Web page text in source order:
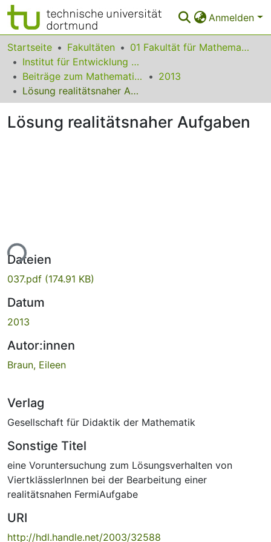
Anmelden
Bereiche & Sammlungen
Das gesamte Repositorium
Statistiken
FAQ
Startseite Fakultäten
01 Fakultät für Mathematik
Institut für Entwicklung und Erforschung des Mathematikunterrichts
Beiträge zum Mathematikunterricht
2013
Lösung realitätsnaher Aufgaben
Lösung realitätsnaher Aufgaben
Dateien
037.pdf (174.91 KB)
Datum
2013
Autor:innen
Braun, Eileen
Verlag
Gesellschaft für Didaktik der Mathematik
Sonstige Titel
eine Voruntersuchung zum Lösungsverhalten von
ViertklässlerInnen bei der Bearbeitung einer
realitätsnahen FermiAufgabe
URI
http://hdl.handle.net/2003/32588